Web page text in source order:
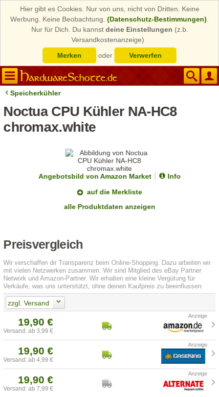
Hier gibt es Cookies. Nur von uns, nicht von Dritten. Keine
Werbung. Keine Beobachtung. (Datenschutz-Bestimmungen)
Nur für Dich. Du kannst deine Einstellungen (z.b.
Versandkostenanzeige)
Merken
oder Verwerfen
Speicherkühler
Noctua CPU Kühler NA-HC8
chromax.white
Angebotsbild von Amazon Market
Info
auf die Merkliste
alle Produktdaten anzeigen
Preisvergleich
Wir verschaffen dir Transparenz beim Online-Shopping. Dazu arbeiten wir
mit vielen Netzwerken zusammen. Wir sind Mitglied des eBay Partner
Network und Amazon-Partner. Wir erhalten eine kleine Vergütung für
Verkäufe, was uns unterstützt, ohne deinen Kaufpreis zu beeinflussen.
zzgl. Versand
19,90 €
Versand: ab 3,99 €
19,90 €
Versand: ab 4,99 €
19,90 €
Versand: ab 7,99 €